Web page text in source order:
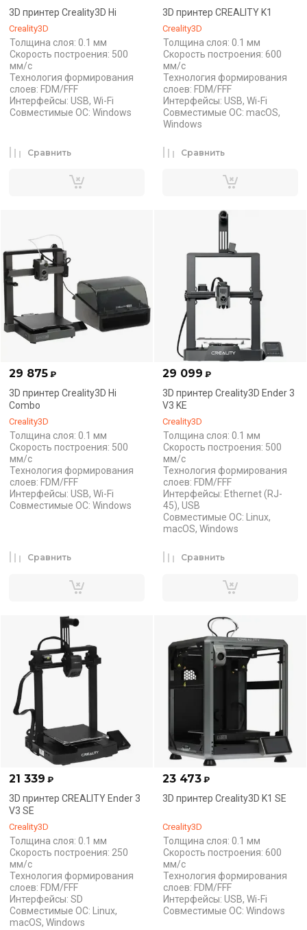
3D принтер Creality3D Hi
Creality3D
Толщина слоя: 0.1 мм
Скорость построения: 500
мм/с
Технология формирования
слоев: FDM/FFF
Интерфейсы: USB, Wi-Fi
Совместимые ОС: Windows
Сравнить
3D принтер CREALITY K1
Creality3D
Толщина слоя: 0.1 мм
Скорость построения: 600
мм/с
Технология формирования
слоев: FDM/FFF
Интерфейсы: USB, Wi-Fi
Совместимые ОС: macOS,
Windows
Сравнить
29 875 ₽
3D принтер Creality3D Hi
Combo
Creality3D
Толщина слоя: 0.1 мм
Скорость построения: 500
мм/с
Технология формирования
слоев: FDM/FFF
Интерфейсы: USB, Wi-Fi
Совместимые ОС: Windows
Сравнить
29 099 ₽
3D принтер Creality3D Ender 3
V3 KE
Creality3D
Толщина слоя: 0.1 мм
Скорость построения: 500
мм/с
Технология формирования
слоев: FDM/FFF
Интерфейсы: Ethernet (RJ-
45), USB
Совместимые ОС: Linux,
macOS, Windows
Сравнить
21 339 ₽
3D принтер CREALITY Ender 3
V3 SE
Creality3D
Толщина слоя: 0.1 мм
Скорость построения: 250
мм/с
Технология формирования
слоев: FDM/FFF
Интерфейсы: SD
Совместимые ОС: Linux,
macOS, Windows
23 473 ₽
3D принтер Creality3D K1 SE
Creality3D
Толщина слоя: 0.1 мм
Скорость построения: 600
мм/с
Технология формирования
слоев: FDM/FFF
Интерфейсы: USB, Wi-Fi
Совместимые ОС: Windows